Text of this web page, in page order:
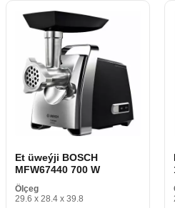
Et üweýji BOSCH
MFW67440 700 W
Ölçeg
29.6 x 28.4 x 39.8